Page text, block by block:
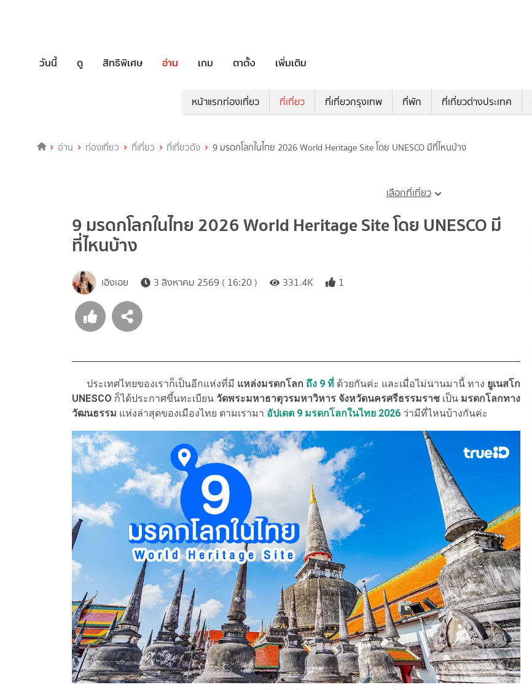
วันนี้ ดู สิทธิพิเศษ อ่าน เกม ตาตั้ง เพิ่มเติม
หน้าแรกท่องเที่ยว ที่เที่ยว ที่เที่ยวกรุงเทพ ที่พัก ที่เที่ยวต่างประเทศ
อ่าน ท่องเที่ยว ที่เที่ยว ที่เที่ยวดัง 9 มรดกโลกในไทย 2026 World Heritage Site โดย UNESCO มีที่ไหนบ้าง
เลือกที่เที่ยว
9 มรดกโลกในไทย 2026 World Heritage Site โดย UNESCO มี
ที่ไหนบ้าง
เอิงเอย 3 สิงหาคม 2569 ( 16:20 ) 331.4K 1
ประเทศไทยของเราก็เป็นอีกแห่งที่มี แหล่งมรดกโลก ถึง 9 ที่ ด้วยกันค่ะ และเมื่อไม่นานมานี้ ทาง ยูเนสโก
UNESCO ก็ได้ประกาศขึ้นทะเบียน วัดพระมหาธาตุวรมหาวิหาร จังหวัดนครศรีธรรมราช เป็น มรดกโลกทาง
วัฒนธรรม แห่งล่าสุดของเมืองไทย ตามเรามา อัปเดต 9 มรดกโลกในไทย 2026 ว่ามีที่ไหนบ้างกันค่ะ